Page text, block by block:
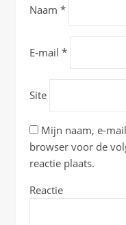
Naam *
E-mail *
Site
Mijn naam, e-
browser voor de
reactie plaats.
Reactie